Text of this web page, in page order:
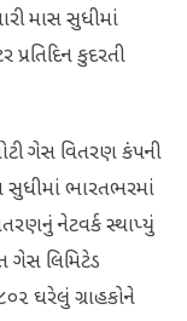
માસ સુધીમાં
પ્રતિદિન કુદરતી
ગેસ વિતરણ કંપની
ભારતભરમાં
નેટવર્ક સ્થાપ્યું
ગેસ લિમિટેડ
ઘરેલું ગ્રાહકોને